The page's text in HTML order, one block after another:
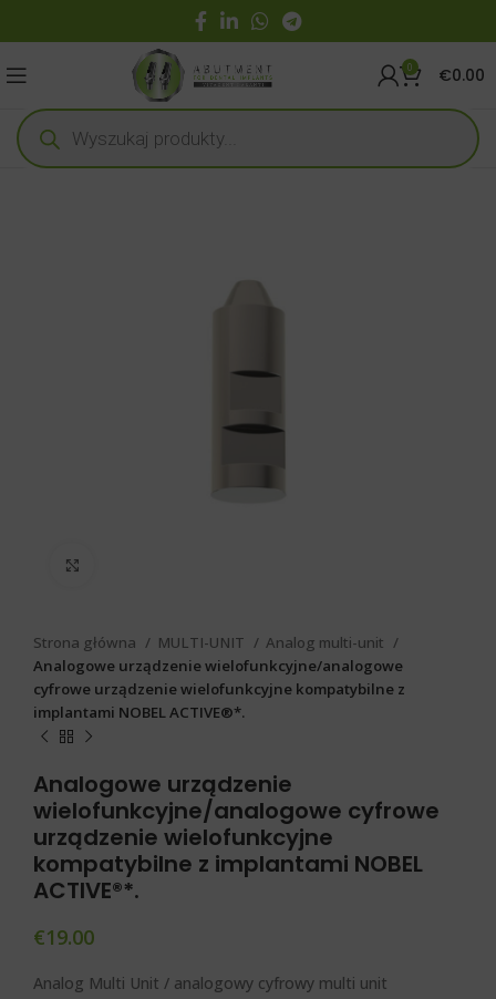
0 €0.00
Strona główna MULTI-UNIT
Analog multi-unit
Analogowe urządzenie wielofunkcyjne/analogowe
cyfrowe urządzenie wielofunkcyjne kompatybilne z
implantami NOBEL ACTIVE®*.
Analogowe urządzenie
wielofunkcyjne/analogowe cyfrowe
urządzenie wielofunkcyjne
kompatybilne z implantami NOBEL
ACTIVE®*.
€19.00
Analog Multi Unit / analogowy cyfrowy multi unit